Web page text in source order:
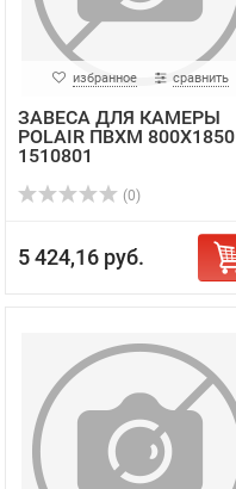
избранное сравнить
ЗАВЕСА ДЛЯ КАМЕРЫ
POLAIR ПВХМ 800Х1850
1510801
(0)
5 424,16 руб.